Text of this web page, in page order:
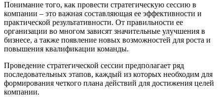
Понимание того, как провести стратегическую сессию в
компании – это важная составляющая ее эффективности и
практической результативности. От правильности ее
организации во многом зависят значительные улучшения в
бизнесе, а также появление новых возможностей для роста и
повышения квалификации команды.
Проведение стратегической сессии предполагает ряд
последовательных этапов, каждый из которых необходим для
формирования четкого плана действий для достижения целей
компании.